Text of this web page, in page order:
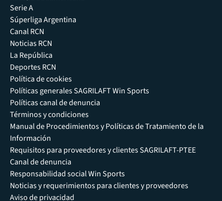
Serie A
Súperliga Argentina
Canal RCN
Noticias RCN
La República
Deportes RCN
Política de cookies
Políticas generales SAGRILAFT Win Sports
Políticas canal de denuncia
Términos y condiciones
Manual de Procedimientos y Políticas de Tratamiento de la
Información
Requisitos para proveedores y clientes SAGRILAFT-PTEE
Canal de denuncia
Responsabilidad social Win Sports
Noticias y requerimientos para clientes y proveedores
Aviso de privacidad